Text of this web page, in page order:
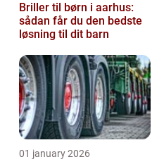
Briller til børn i aarhus:
sådan får du den bedste
løsning til dit barn
01 january 2026